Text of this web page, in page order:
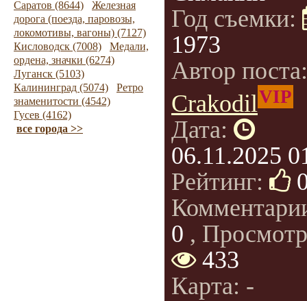
Саратов (8644)
Железная
дорога (поезда, паровозы,
локомотивы, вагоны) (7127)
Кисловодск (7008)
Медали,
ордена, значки (6274)
Луганск (5103)
Калининград (5074)
Ретро
знаменитости (4542)
Гусев (4162)
все города >>
Год съемки:
1973
Автор
CrakodilVIP
Дата:
06.11.2025
Рейтинг:
0 ,
433
Карта: -